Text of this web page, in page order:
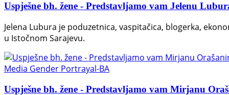
Uspješne bh. žene - Predstavljamo vam Jelenu
Jelena Lubura je poduzetnica, vaspitačica, blogerka,
u Istočnom Sarajevu.
Media Gender Portrayal-BA
Uspješne bh. žene - Predstavljamo vam Mirjanu